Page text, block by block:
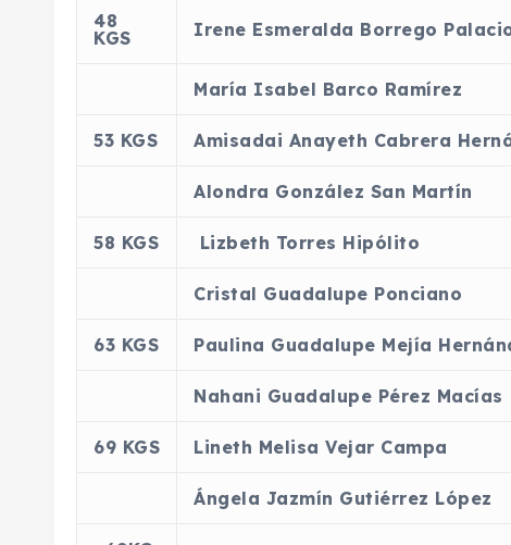
48
KGS
Irene Esmeralda Borrego
María Isabel Barco Ramírez
53 KGS Amisadai Anayeth Cabrera
Alondra González San Martín
58 KGS Lizbeth Torres Hipólito
Cristal Guadalupe Ponciano
63 KGS Paulina Guadalupe Mejía
Nahani Guadalupe Pérez Macías
69 KGS Lineth Melisa Vejar Campa
Ángela Jazmín Gutiérrez López